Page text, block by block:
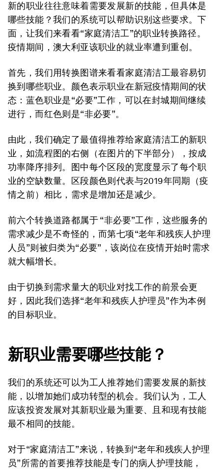
新的职业往往意味着需要发展新的技能，但具体是
哪些技能？我们的系统可以帮助识别这些要求。下
面，让我们来看看“家庭清洁工”的职业转换路径。
疫情期间，澳大利亚该职业的就业率遭到重创。
首先，我们用转换图谱来看看家庭清洁工最容易切
换到哪些职业。颜色表示职业在新冠疫情期间的状
态：蓝色职业是“必要”工作，可以在封城期间继续
进行，而红色则是“非必要”。
由此，我们确定了最值得推荐给家庭清洁工的新职
业，如流程图的右侧（在图片的下半部分），按成
功率降序排列。图中每个区段的宽度显示了每个职
业的空缺数量。区段颜色则代表与2019年同期（疫
情之前）相比，需求是增加还是减少。
前六个转换道路都属于 “非必要”工作，这些服务的
需求减少是不奇怪的，而第七项“老年和残疾人护理
人员”则被归类为“必要”，该岗位在疫情开始时需求
就大幅增长。
由于切换到需求量大的职业对找工作的前景会更
好，因此我们选择“老年和残疾人护理员”作为本例
的目标职业。
新职业需要哪些技能？
我们的系统还可以为工人推荐她们需要发展的新技
能，以增加她们成功转型的机会。我们认为，工人
应该投资发展对其新职业最为重要、且和现有技能
最不相同的技能。
对于“家庭清洁工”来说，转换到“老年和残疾人护理
员”所需的首要推荐技能是专门的病人护理技能，